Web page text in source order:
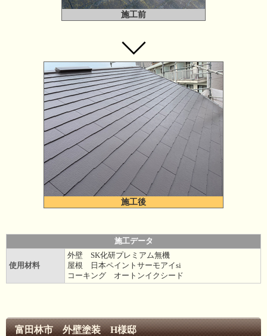
施工前
施工後
施工データ
使用材料
外壁 SK化研プレミアム無機
屋根 日本ペイントサーモアイsi
コーキング オートンイクシード
富田林市 外壁塗装 H様邸